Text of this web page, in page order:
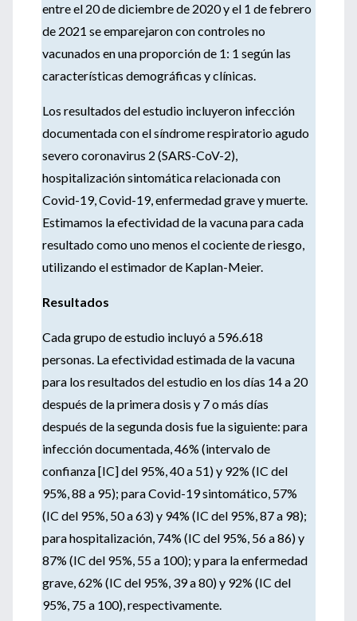
entre el 20 de diciembre de 2020 y el 1 de febrero
de 2021 se emparejaron con controles no
vacunados en una proporción de 1: 1 según las
características demográficas y clínicas.
Los resultados del estudio incluyeron infección
documentada con el síndrome respiratorio agudo
severo coronavirus 2 (SARS-CoV-2),
hospitalización sintomática relacionada con
Covid-19, Covid-19, enfermedad grave y muerte.
Estimamos la efectividad de la vacuna para cada
resultado como uno menos el cociente de riesgo,
utilizando el estimador de Kaplan-Meier.
Resultados
Cada grupo de estudio incluyó a 596.618
personas. La efectividad estimada de la vacuna
para los resultados del estudio en los días 14 a 20
después de la primera dosis y 7 o más días
después de la segunda dosis fue la siguiente: para
infección documentada, 46% (intervalo de
confianza [IC] del 95%, 40 a 51) y 92% (IC del
95%, 88 a 95); para Covid-19 sintomático, 57%
(IC del 95%, 50 a 63) y 94% (IC del 95%, 87 a 98);
para hospitalización, 74% (IC del 95%, 56 a 86) y
87% (IC del 95%, 55 a 100); y para la enfermedad
grave, 62% (IC del 95%, 39 a 80) y 92% (IC del
95%, 75 a 100), respectivamente.